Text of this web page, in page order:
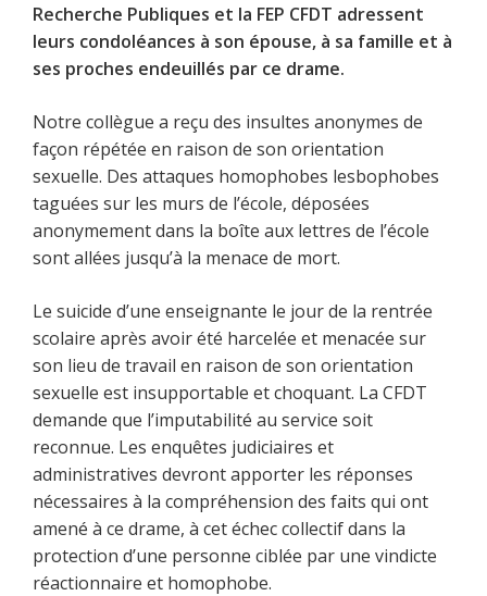
Recherche Publiques et la FEP CFDT adressent
leurs condoléances à son épouse, à sa famille et à
ses proches endeuillés par ce drame.
Notre collègue a reçu des insultes anonymes de
façon répétée en raison de son orientation
sexuelle. Des attaques homophobes lesbophobes
taguées sur les murs de l’école, déposées
anonymement dans la boîte aux lettres de l’école
sont allées jusqu’à la menace de mort.
Le suicide d’une enseignante le jour de la rentrée
scolaire après avoir été harcelée et menacée sur
son lieu de travail en raison de son orientation
sexuelle est insupportable et choquant. La CFDT
demande que l’imputabilité au service soit
reconnue. Les enquêtes judiciaires et
administratives devront apporter les réponses
nécessaires à la compréhension des faits qui ont
amené à ce drame, à cet échec collectif dans la
protection d’une personne ciblée par une vindicte
réactionnaire et homophobe.